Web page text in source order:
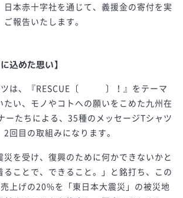
日本赤十字社を通じて、義援金の寄付を実
報告いたします。
込めた思い】
ツは、『RESCUE〔 〕！』をテーマ
たい、モノやコトへの願いをこめた九州在
ーたちによる、35種のメッセージTシャツ
回目の取組みになります。
を受け、復興のために何かできないかと
ることで、できること。」と銘打ち、この
上げの20%を「東日本大震災」の被災地